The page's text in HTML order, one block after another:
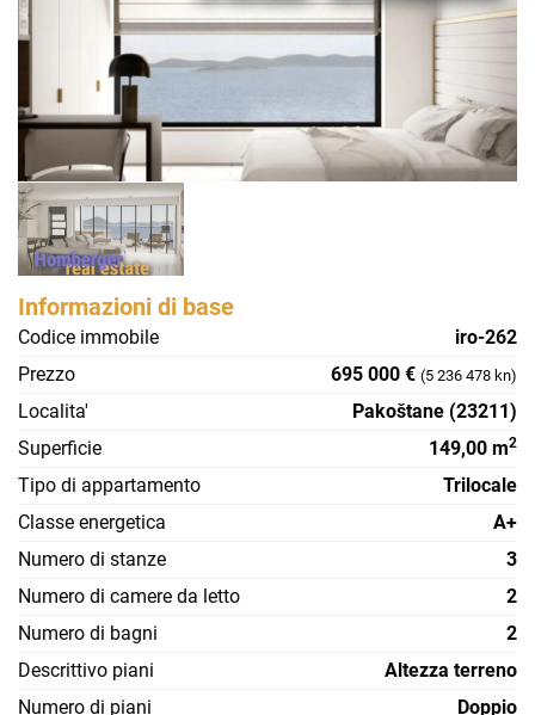
Informazioni di base
Codice immobile
iro-262
Prezzo
695 000 € (5 236 478 kn)
Localita'
Pakoštane (23211)
Superficie
149,00 m2
Tipo di appartamento
Trilocale
Classe energetica
A+
Numero di stanze
3
Numero di camere da letto
2
Numero di bagni
2
Descrittivo piani
Altezza terreno
Numero di piani
Doppio